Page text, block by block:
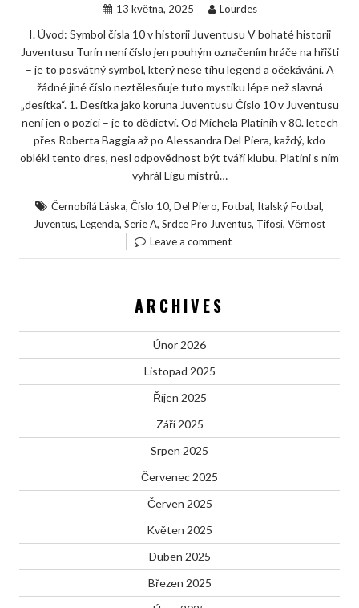
13 května, 2025 Lourdes
I. Úvod: Symbol čísla 10 v historii Juventusu V bohaté historii
Juventusu Turín není číslo jen pouhým označením hráče na hřišti
– je to posvátný symbol, který nese tíhu legend a očekávání. A
žádné jiné číslo neztělesňuje tuto mystiku lépe než slavná
„desítka“. 1. Desítka jako koruna Juventusu Číslo 10 v Juventusu
není jen o pozici – je to dědictví. Od Michela Platinih v 80. letech
přes Roberta Baggia až po Alessandra Del Piera, každý, kdo
oblékl tento dres, nesl odpovědnost být tváří klubu. Platini s ním
vyhrál Ligu mistrů…
Černobílá Láska, Číslo 10, Del Piero, Fotbal, Italský Fotbal,
Juventus, Legenda, Serie A, Srdce Pro Juventus, Tifosi, Věrnost
Leave a comment
ARCHIVES
Únor 2026
Listopad 2025
Říjen 2025
Září 2025
Srpen 2025
Červenec 2025
Červen 2025
Květen 2025
Duben 2025
Březen 2025